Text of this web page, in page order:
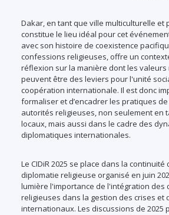
Dakar, en tant que ville multiculturelle et
constitue le lieu idéal pour cet
avec son histoire de coexistence
confessions religieuses, offre un
réflexion sur la manière dont les valeurs
peuvent être des leviers pour l'unité
coopération internationale. Il est donc
formaliser et d’encadrer les pratiques
autorités religieuses, non seulement en
locaux, mais aussi dans le cadre des
diplomatiques internationales.
Le CIDiR 2025 se place dans la
diplomatie religieuse organisé en juin
lumière l'importance de l'intégration des
religieuses dans la gestion des crises et
internationaux. Les discussions de 2025